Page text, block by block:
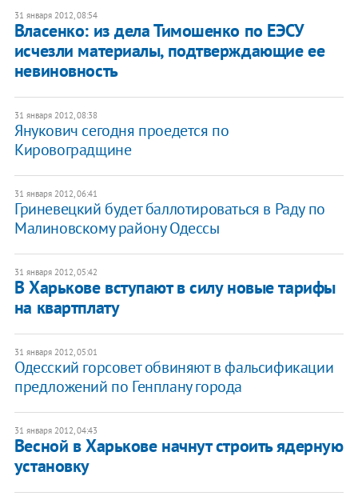
31 января 2012, 08:54
Власенко: из дела Тимошенко по ЕЭСУ
исчезли материалы, подтверждающие ее
невиновность
31 января 2012, 08:38
​Янукович сегодня проедется по
Кировоградщине
31 января 2012, 06:41
Гриневецкий будет баллотироваться в Раду по
Малиновскому району Одессы
31 января 2012, 05:42
В Харькове вступают в силу новые тарифы
на квартплату
31 января 2012, 05:01
Одесский горсовет обвиняют в фальсификации
предложений по Генплану города
31 января 2012, 04:43
Весной в Харькове начнут строить ядерную
установку